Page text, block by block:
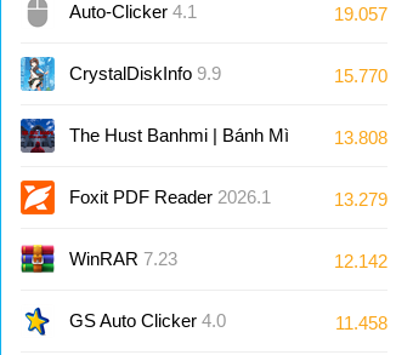
Auto-Clicker 4.1 19.057
CrystalDiskInfo 9.9 15.770
The Hust Banhmi | Bánh Mì
Bách Khoa
13.808
Foxit PDF Reader 2026.1 13.279
WinRAR 7.23 12.142
GS Auto Clicker 4.0 11.458